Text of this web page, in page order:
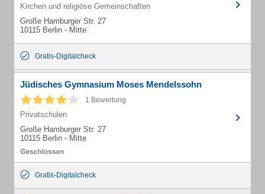
Kirchen und religiöse Gemeinschaften
Große Hamburger Str. 27
10115 Berlin - Mitte
Gratis-Digitalcheck
Jüdisches Gymnasium Moses Mendelssohn
1 Bewertung
Privatschulen
Große Hamburger Str. 27
10115 Berlin - Mitte
Gratis-Digitalcheck